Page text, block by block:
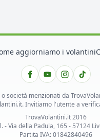
aggiorniamo i volantini
menzionati da
Invitiamo l'utente a
TrovaVolantini.it 2016
- Via della Padula, 165 - 57124
Partita IVA: 01842840496